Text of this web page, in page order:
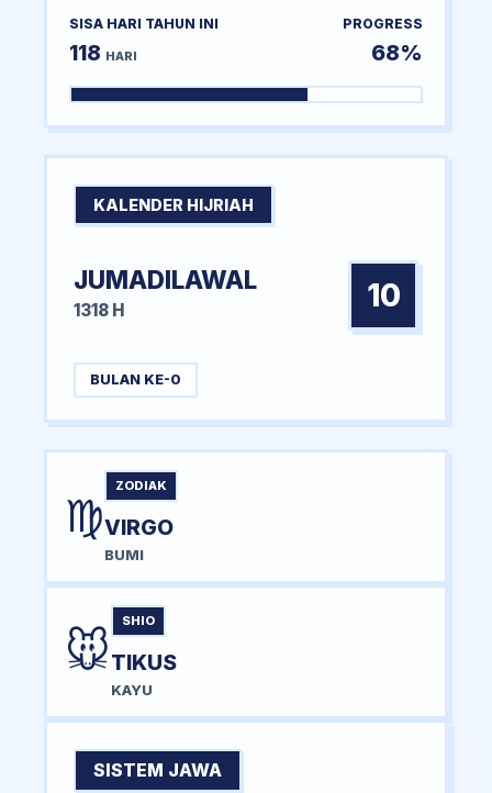
SISA HARI TAHUN INI
118 HARI
PROGRESS
68%
KALENDER HIJRIAH
JUMADILAWAL
1318 H 10
BULAN KE-0
♍
ZODIAK
VIRGO
BUMI
🐭
SHIO
TIKUS
KAYU
SISTEM JAWA